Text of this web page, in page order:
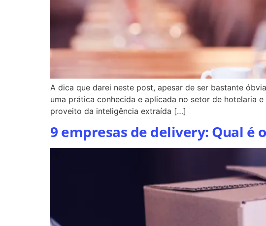
A dica que darei neste post, apesar de ser bastante
uma prática conhecida e aplicada no setor de hotelaria
proveito da inteligência extraída […]
9 empresas de delivery: Qual é